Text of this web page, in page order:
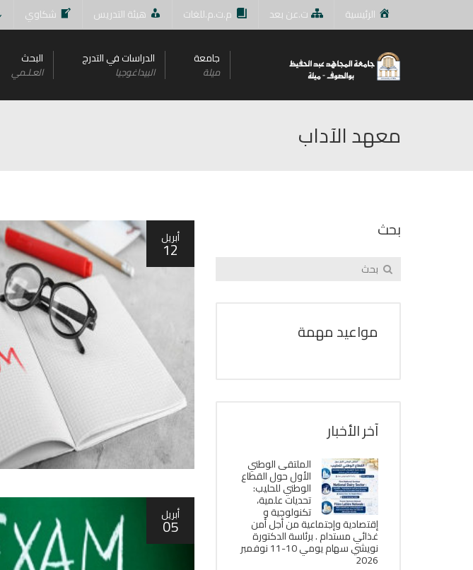
الرئيسية ت.عن بعد م.ت.م.للغات هيئة التدريس شكاوي
جامعة
ميلة
الدراسات في التدرج
البيداغوجيا
البحث
العـلـمي
معهد الآداب
أبريل
12
أبريل
05
بحث
مواعيد مهمة
آخر الأخبار
الملتقى الوطني
الأول حول القطاع
الوطني للحليب:
تحديات علمية،
تكنولوجية و
إقتصادية وإجتماعية من أجل أمن
غذائي مستدام . برئاسة الدكتورة
نويشي سهام يومي 10-11 نوفمبر
2026